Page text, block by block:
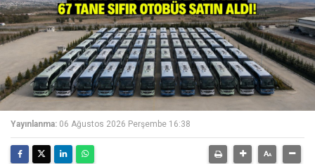
Yayınlanma: 06 Ağustos 2026 Perşembe 16:38